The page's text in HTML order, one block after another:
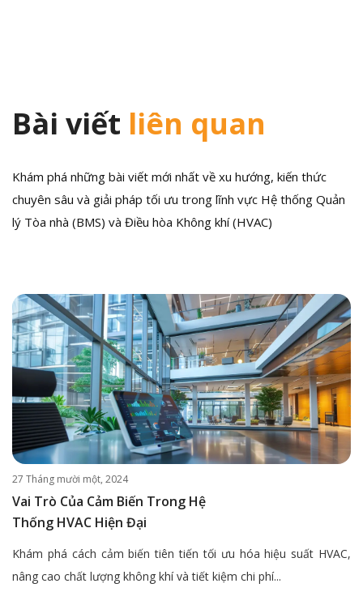
Bài viết liên quan
Khám phá những bài viết mới nhất về xu hướng, kiến thức
chuyên sâu và giải pháp tối ưu trong lĩnh vực Hệ thống Quản
lý Tòa nhà (BMS) và Điều hòa Không khí (HVAC)
27 Tháng mười một, 2024
Vai Trò Của Cảm Biến Trong Hệ
Thống HVAC Hiện Đại
Khám phá cách cảm biến tiên tiến tối ưu hóa hiệu suất HVAC,
nâng cao chất lượng không khí và tiết kiệm chi phí...